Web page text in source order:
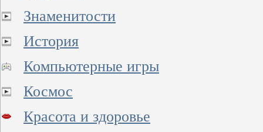
Знаменитости
История
Компьютерные игры
Космос
Красота и здоровье